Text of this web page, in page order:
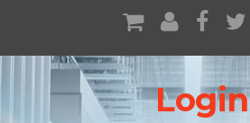
Login